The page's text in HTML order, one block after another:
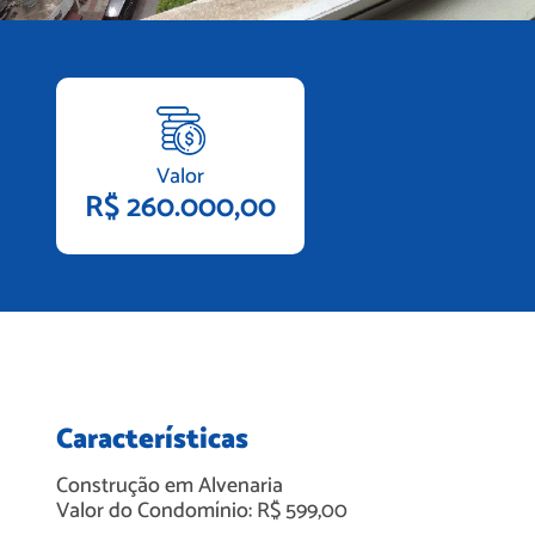
Valor
R$ 260.000,00
Características
Construção emAlvenaria
Valor do Condomínio: R$ 599,00